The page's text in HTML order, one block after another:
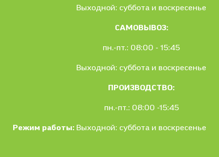
Режим работы:
Выходной: суббота и воскресенье
САМОВЫВОЗ:
пн.-пт.: 08:00 - 15:45
Выходной: суббота и воскресенье
ПРОИЗВОДСТВО:
пн.-пт.: 08:00 -15:45
Выходной: суббота и воскресенье